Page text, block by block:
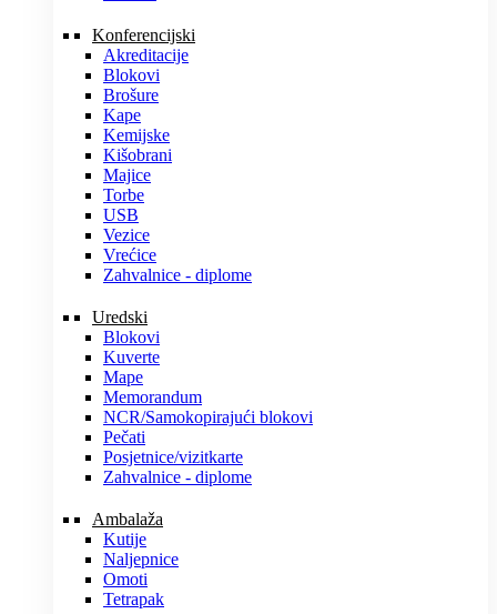
Konferencijski
Akreditacije
Blokovi
Brošure
Kape
Kemijske
Kišobrani
Majice
Torbe
USB
Vezice
Vrećice
Zahvalnice - diplome
Uredski
Blokovi
Kuverte
Mape
Memorandum
NCR/Samokopirajući blokovi
Pečati
Posjetnice/vizitkarte
Zahvalnice - diplome
Ambalaža
Kutije
Naljepnice
Omoti
Tetrapak